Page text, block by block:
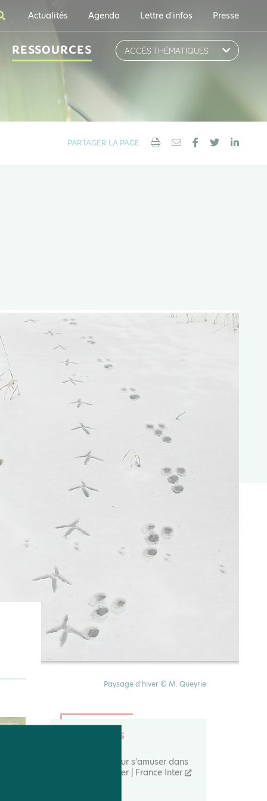
Actualités Agenda Lettre d'infos Presse
RESSOURCES ACCÈS THÉMATIQUES
PARTAGER LA PAGE
Paysage d'hiver © M. Queyrie
Liens utiles
2 idées pour s'amuser dans
la nature en hiver | France Inter